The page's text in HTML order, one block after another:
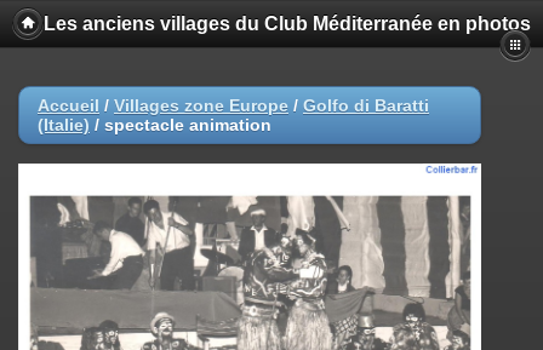
Les anciens villages du Club Méditerranée en photos
Accueil / Villages zone Europe / Golfo di Baratti
(Italie) / spectacle animation